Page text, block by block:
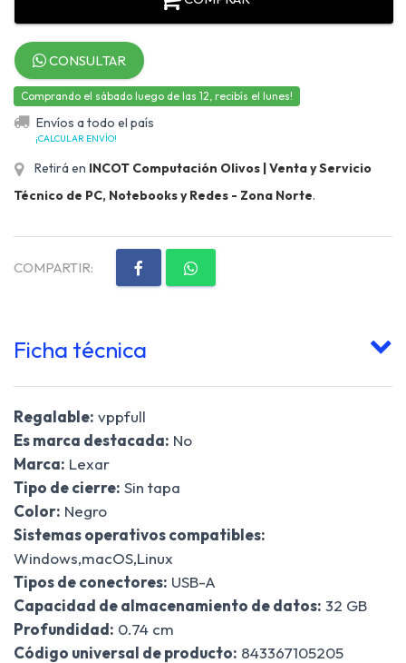
CONSULTAR
Comprando el sábado luego de las 12, recibís el lunes!
Envíos a todo el país
¡CALCULAR ENVÍO!
Retirá en INCOT Computación Olivos | Venta y Servicio
Técnico de PC, Notebooks y Redes - Zona Norte.
COMPARTIR:
Ficha técnica
Regalable: vppfull
Es marca destacada: No
Marca: Lexar
Tipo de cierre: Sin tapa
Color: Negro
Sistemas operativos compatibles:
Windows,macOS,Linux
Tipos de conectores: USB-A
Capacidad de almacenamiento de datos: 32 GB
Profundidad: 0.74 cm
Código universal de producto: 843367105205